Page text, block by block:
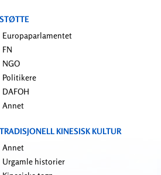
STØTTE
Europaparlamentet
FN
NGO
Politikere
DAFOH
Annet
TRADISJONELL KINESISK KULTUR
Annet
Urgamle historier